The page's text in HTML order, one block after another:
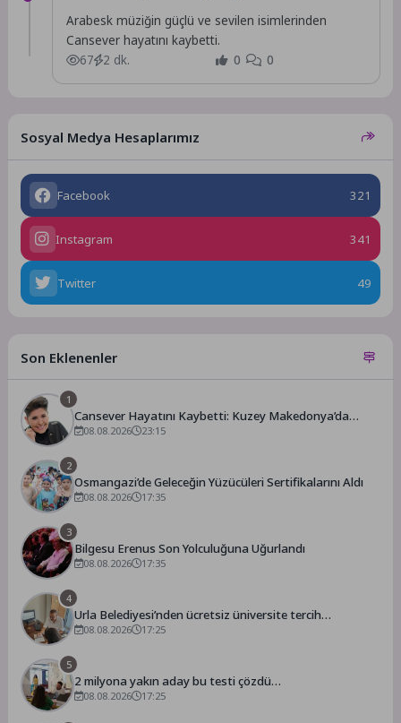
Arabesk müziğin güçlü ve sevilen isimlerinden
Cansever hayatını kaybetti.
67
2 dk. 0 0
Sosyal Medya Hesaplarımız
Facebook 321
Instagram 341
Twitter 49
Son Eklenenler
1
Cansever Hayatını Kaybetti: Kuzey Makedonya’da
Toprağa Verilecek
08.08.2026 23:15
2
Osmangazi’de Geleceğin Yüzücüleri Sertifikalarını Aldı
08.08.2026 17:35
3
Bilgesu Erenus Son Yolculuğuna Uğurlandı
08.08.2026 17:35
4
Urla Belediyesi’nden ücretsiz üniversite tercih
danışmanlığı
08.08.2026 17:25
5
2 milyona yakın aday bu testi çözdü…
08.08.2026 17:25